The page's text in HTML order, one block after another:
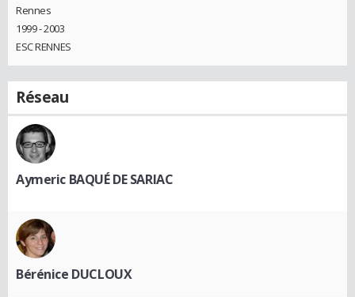
Rennes
1999 - 2003
ESC RENNES
Réseau
Aymeric BAQUÉ DE SARIAC
Bérénice DUCLOUX